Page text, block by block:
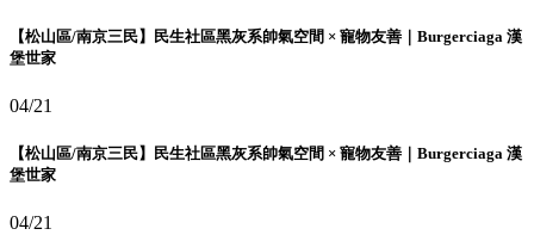
【松山區/南京三民】民生社區黑灰系帥氣空間 × 寵物友善｜Burgerciaga 漢
堡世家
04/21
【松山區/南京三民】民生社區黑灰系帥氣空間 × 寵物友善｜Burgerciaga 漢
堡世家
04/21